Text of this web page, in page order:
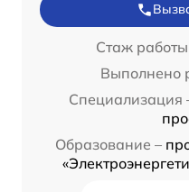
Стаж
Выполнено
Специализация
Образование –